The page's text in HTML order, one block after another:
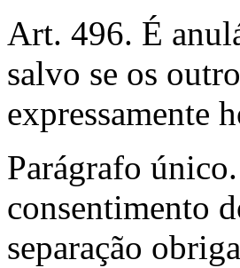
Art. 496. É
salvo se os
expressamente
Parágrafo
consentimento
separação